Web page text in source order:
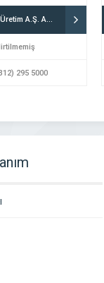
Elektrik Üretim A.Ş. Ankara
295 5000